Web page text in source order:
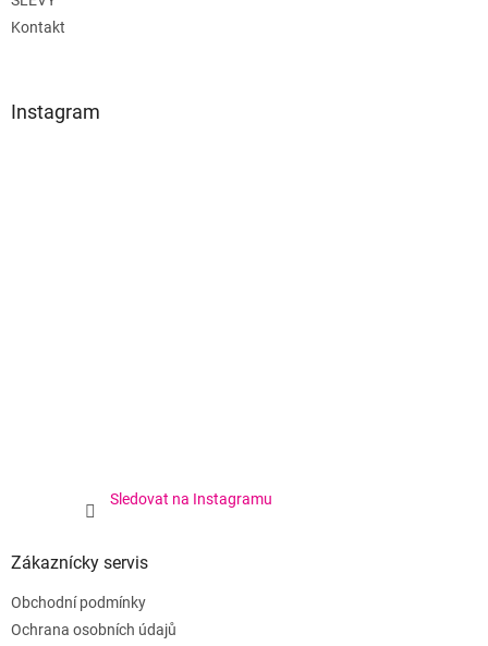
Kontakt
Instagram
Sledovat na Instagramu
Zákaznícky servis
Obchodní podmínky
Ochrana osobních údajů